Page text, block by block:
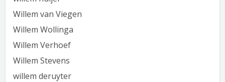
Willem van Viegen
Willem Wollinga
Willem Verhoef
Willem Stevens
willem deruyter